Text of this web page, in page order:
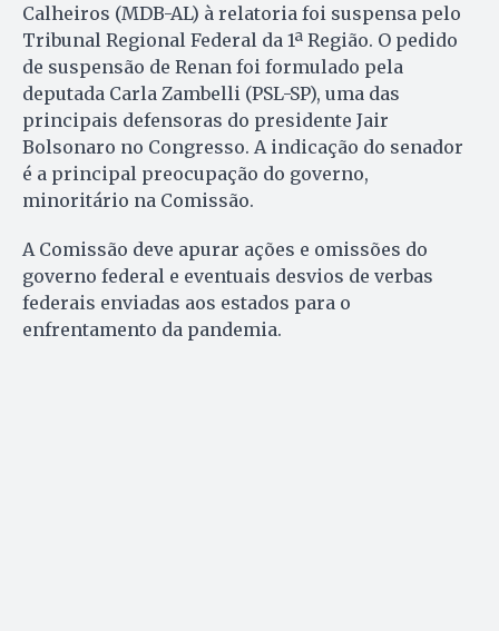
Calheiros (MDB-AL) à relatoria foi suspensa pelo
Tribunal Regional Federal da 1ª Região. O pedido
de suspensão de Renan foi formulado pela
deputada Carla Zambelli (PSL-SP), uma das
principais defensoras do presidente Jair
Bolsonaro no Congresso. A indicação do senador
é a principal preocupação do governo,
minoritário na Comissão.
A Comissão deve apurar ações e omissões do
governo federal e eventuais desvios de verbas
federais enviadas aos estados para o
enfrentamento da pandemia.